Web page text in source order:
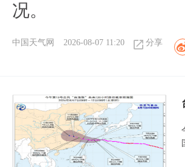
况。
中国天气网 2026-08-07 11:20 分享